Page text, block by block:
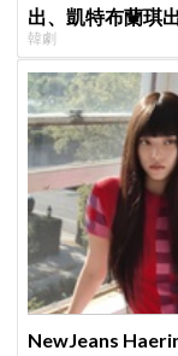
出、凱特布蘭琪
韓劇
NewJeans